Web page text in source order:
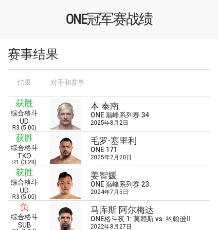
ONE冠军赛战绩
赛事结果
结果 对手和赛事
获胜
综合格斗
UD
R3 (5:00)
本 泰南
ONE 巅峰系列赛 34
2025年8月2日
获胜
综合格斗
TKO
R1 (3:28)
毛罗·塞里利
ONE 171
2025年2月20日
获胜
综合格斗
UD
R3 (5:00)
姜智媛
ONE 巅峰系列赛 23
2024年7月5日
负
综合格斗
SUB
马库斯 阿尔梅达
ONE格斗夜 1: 莫赖斯 vs. 约翰逊II
2022年8月27日
浏览了解更多